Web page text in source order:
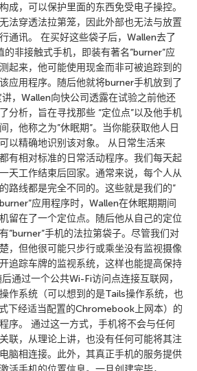
成，可以保护里面的东西免受电子操控。
法穿透法拉第笼，因此外部也无法与放置
通讯。 在买好这些袋子后，Wallen去了
非接触式手机，即装有著名”burner”应
起来，他可能使用现金而非可被追踪到的
应用程序。随后他就将burner手机放到了
，Wallen向快公司透露在试验之前他还
分析，旨在寻找那些 “定位点”以及他手机
，他称之为”休眠期”。当你能获取他人日
以精确地识别该对象。 从日常生活来
有相对标准的日常活动程序。我们每天起
天工作结束后回家。通常来说，每个人从
路线都是完全不同的。这些就是我们的”
应用程序时，Wallen在休眠期期间
留在了一个定位点。随后他从自己的定位
”burner”手机的法拉第袋子。尽管我们对
，但他很可能只步行或乘坐没有监视摄像
追踪车牌的监视系统，这样也能提高保持
通过一个公共Wi-Fi访问点连接互联网，
作系统（可以想到的是Tails操作系统，也
下经适当配置的Chromebook上网本）的
序。 通过这一方式，手机将不会与任何
联，从理论上讲，也没有任何可能将其注
脑相连接。此外，其真正手机的服务提供